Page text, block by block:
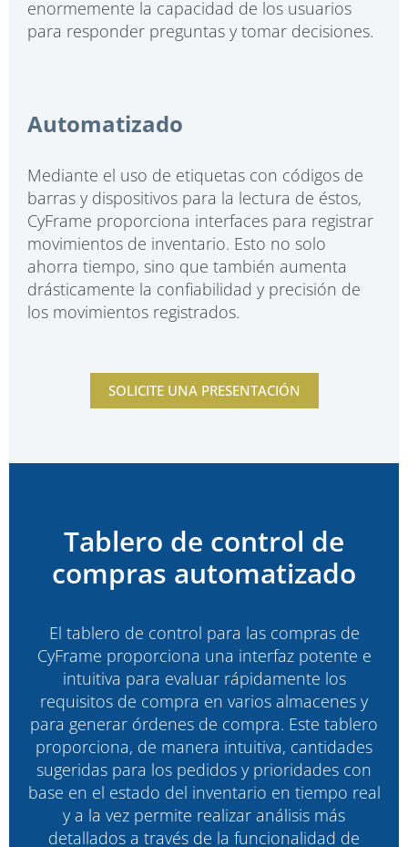
enormemente la capacidad de los usuarios
para responder preguntas y tomar decisiones.
Automatizado
Mediante el uso de etiquetas con códigos de
barras y dispositivos para la lectura de éstos,
CyFrame proporciona interfaces para registrar
movimientos de inventario. Esto no solo
ahorra tiempo, sino que también aumenta
drásticamente la confiabilidad y precisión de
los movimientos registrados.
SOLICITE UNA PRESENTACIÓN
Tablero de control de
compras automatizado
El tablero de control para las compras de
CyFrame proporciona una interfaz potente e
intuitiva para evaluar rápidamente los
requisitos de compra en varios almacenes y
para generar órdenes de compra. Este tablero
proporciona, de manera intuitiva, cantidades
sugeridas para los pedidos y prioridades con
base en el estado del inventario en tiempo real
y a la vez permite realizar análisis más
detallados a través de la funcionalidad de